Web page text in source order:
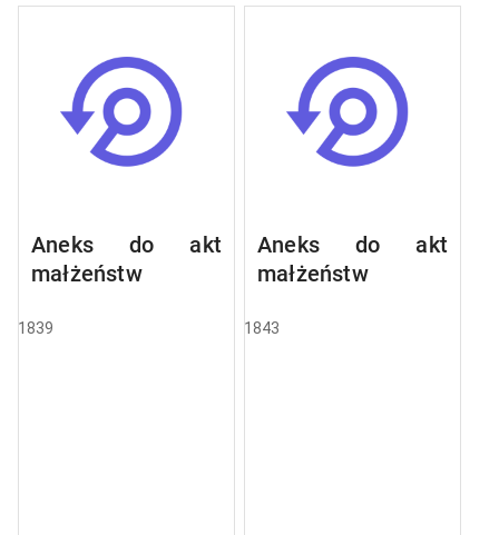
Aneks do akt
małżeństw
1839
Aneks do akt
małżeństw
1843